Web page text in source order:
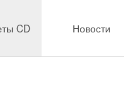
CD Новости